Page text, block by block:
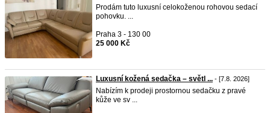
Prodám tuto luxusní celokoženou rohovou sedací
pohovku. ...
Praha 3 - 130 00
25 000 Kč
Luxusní kožená sedačka – světl ... - [7.8. 2026]
Nabízím k prodeji prostornou sedačku z pravé
kůže ve sv ...